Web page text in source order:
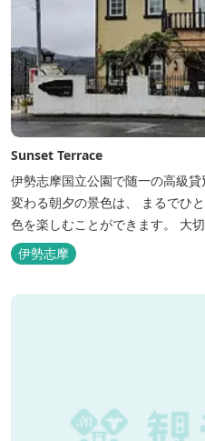
Sunset Terrace
伊勢志摩国立公園で随一の高級
変わる朝夕の景色は、 まるでひ
色を楽しむことができます。 大
を。 1日1組限定とさせていただいております。 完全にプライベー
トでご利用いただけます。
伊勢志摩